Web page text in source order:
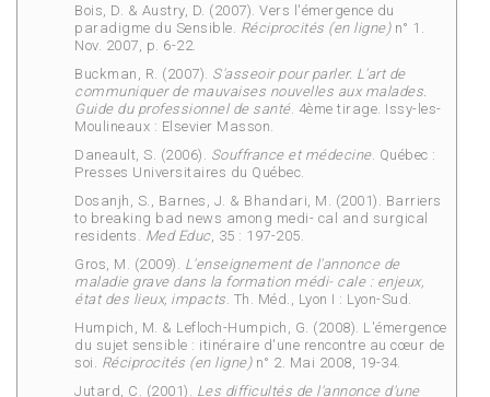
Bois, D. & Austry, D. (2007). Vers l'émergence du
paradigme du Sensible. Réciprocités (en ligne)n° 1.
Nov. 2007, p. 6-22.
Buckman, R. (2007). S'asseoir pour parler. L'art de
communiquer de mauvaises nouvelles aux malades.
Guide du professionnel de santé. 4ème tirage. Issy-les-
Moulineaux : Elsevier Masson.
Daneault, S. (2006).
Souffrance et médecine. Québec :
Presses Universitaires du Québec.
Dosanjh, S., Barnes, J. & Bhandari, M. (2001). Barriers
to breaking bad news among medi- cal and surgical
residents.
Med Educ, 35 : 197-205.
Gros, M. (2009).
L'enseignement de l'annonce de
maladie grave dans la formation médi- cale : enjeux,
état des lieux, impacts . Th. Méd., Lyon I : Lyon-Sud.
Humpich, M. & Lefloch-Humpich, G. (2008). L'émergence
du sujet sensible : itinéraire d'une rencontre au cœur de
soi.
Réciprocités (en ligne)n° 2. Mai 2008, 19-34.
Jutard, C. (2001).
Les difficultés de l'annonce d'une